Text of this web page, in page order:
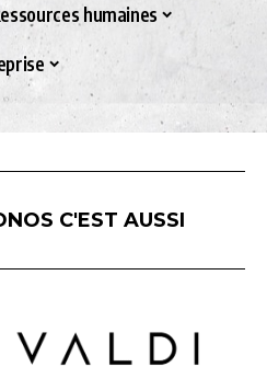
humaines
C'EST AUSSI